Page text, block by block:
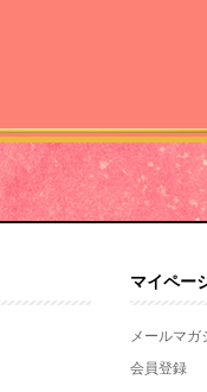
マイペー
メールマガ
会員登録